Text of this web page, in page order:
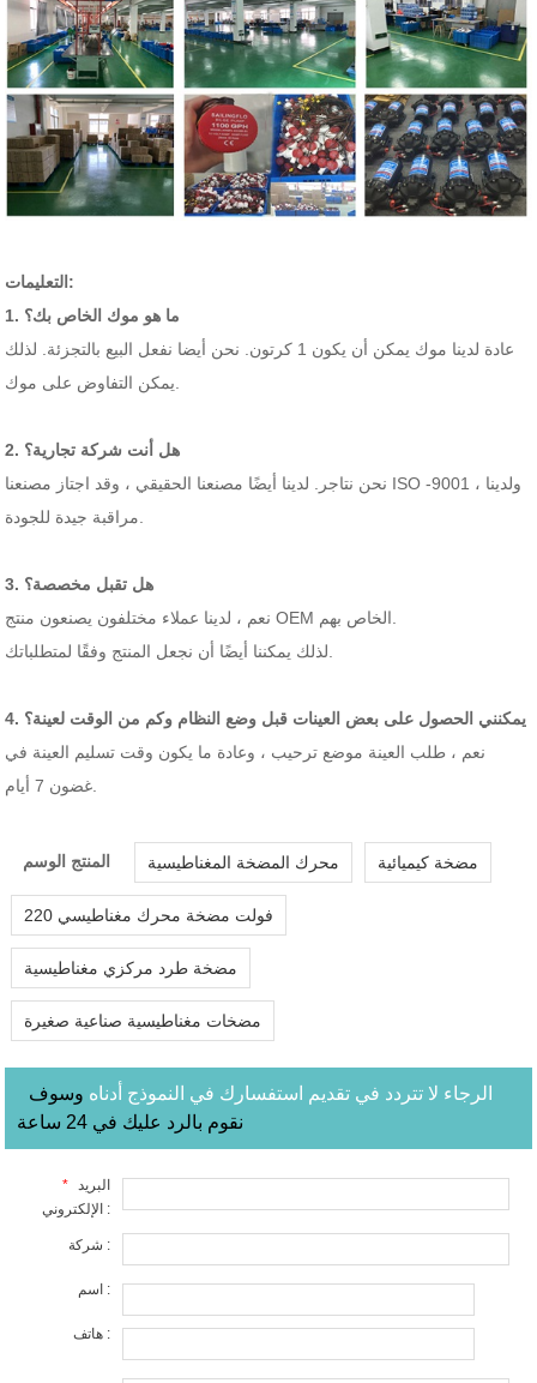
التعليمات:
1. ما هو موك الخاص بك؟
عادة لدينا موك يمكن أن يكون 1 كرتون. نحن أيضا نفعل البيع بالتجزئة. لذلك
2. هل أنت شركة تجارية؟
نحن نتاجر. لدينا أيضًا مصنعنا الحقيقي ، وقد اجتاز مصنعنا ISO -9001 ، ولدينا
3. هل تقبل مخصصة؟
4. يمكنني الحصول على بعض العينات قبل وضع النظام وكم من الوقت لعينة؟
نعم ، طلب العينة موضع ترحيب ، وعادة ما يكون وقت تسليم العينة في
المنتج الوسم محرك المضخة المغناطيسية مضخة كيميائية
220 فولت مضخة محرك مغناطيسي
مضخة طرد مركزي مغناطيسية
مضخات مغناطيسية صناعية صغيرة
الرجاء لا تتردد في تقديم استفسارك في النموذج أدناه وسوف
نقوم بالرد عليك في 24 ساعة
* البريد
الإلكتروني :
شركة :
اسم :
هاتف :